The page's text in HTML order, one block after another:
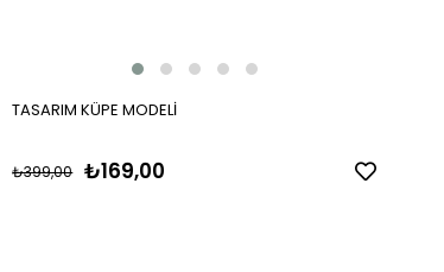
TASARIM KÜPE MODELİ
₺169,00
₺399,00